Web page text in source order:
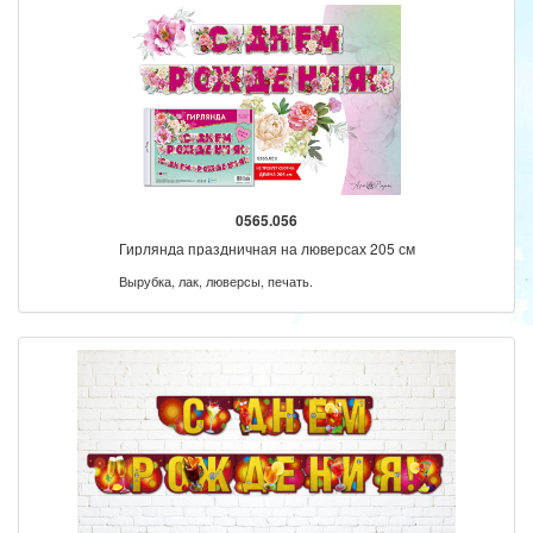
0565.056
Гирлянда праздничная на люверсах 205 см
Вырубка, лак, люверсы, печать.